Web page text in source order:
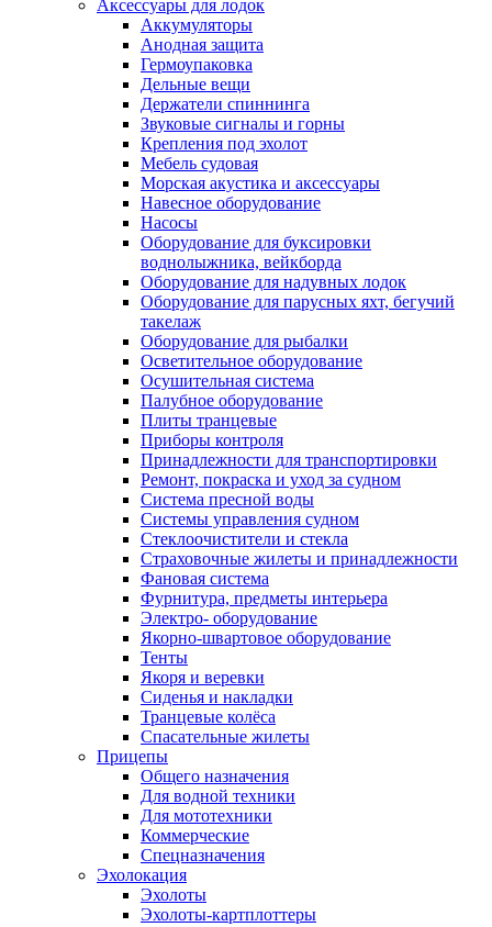
Аксессуары для лодок
Аккумуляторы
Анодная защита
Гермоупаковка
Дельные вещи
Держатели спиннинга
Звуковые сигналы и горны
Крепления под эхолот
Мебель судовая
Морская акустика и аксессуары
Навесное оборудование
Насосы
Оборудование для буксировки
воднолыжника, вейкборда
Оборудование для надувных лодок
Оборудование для парусных яхт, бегучий
такелаж
Оборудование для рыбалки
Осветительное оборудование
Осушительная система
Палубное оборудование
Плиты транцевые
Приборы контроля
Принадлежности для транспортировки
Ремонт, покраска и уход за судном
Система пресной воды
Системы управления судном
Стеклоочистители и стекла
Страховочные жилеты и принадлежности
Фановая система
Фурнитура, предметы интерьера
Электро- оборудование
Якорно-швартовое оборудование
Тенты
Якоря и веревки
Сиденья и накладки
Транцевые колёса
Спасательные жилеты
Прицепы
Общего назначения
Для водной техники
Для мототехники
Коммерческие
Спецназначения
Эхолокация
Эхолоты
Эхолоты-картплоттеры